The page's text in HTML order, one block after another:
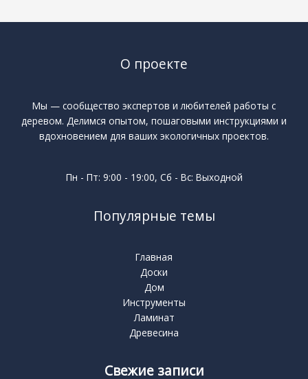
О проекте
Мы — сообщество экспертов и любителей работы с
деревом. Делимся опытом, пошаговыми инструкциями и
вдохновением для ваших экологичных проектов.
Пн - Пт: 9:00 - 19:00, Сб - Вс: Выходной
Популярные темы
Главная
Доски
Дом
Инструменты
Ламинат
Древесина
Свежие записи